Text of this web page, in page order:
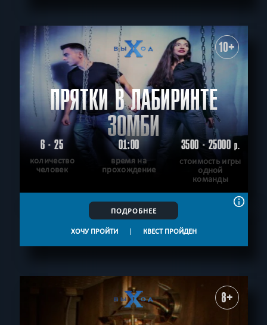
10+
ПРЯТКИ В ЛАБИРИНТЕ
ЗОМБИ
6 - 25
количество
человек
01:00
время на
прохождение
3500 - 25000р.
стоимость игры
одной
команды
ПОДРОБНЕЕ
ХОЧУ ПРОЙТИ | КВЕСТ ПРОЙДЕН
8+